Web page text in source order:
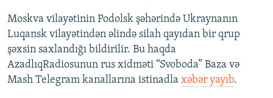
Moskva vilayətinin Podolsk şəhərində Ukraynanın
Luqansk vilayətindən əlində silah qayıdan bir qrup
şəxsin saxlandığı bildirilir. Bu haqda
AzadlıqRadiosunun rus xidməti “Svoboda” Baza və
Mash Telegram kanallarına istinadla xəbər yayıb.